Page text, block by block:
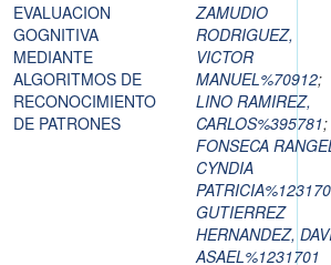
EVALUACION
GOGNITIVA
MEDIANTE
ALGORITMOS DE
RECONOCIMIENTO
DE PATRONES
ZAMUDIO
RODRIGUEZ,
VICTOR
MANUEL%70912;
LINO RAMIREZ,
CARLOS%395781;
FONSECA
CYNDIA
GUTIERREZ
HERNANDEZ,
ASAEL%1231701